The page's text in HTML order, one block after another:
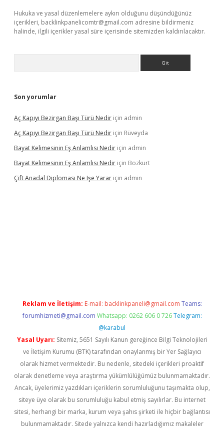
Hukuka ve yasal düzenlemelere aykırı olduğunu düşündüğünüz
içerikleri, backlinkpanelicomtr@gmail.com adresine bildirmeniz
halinde, ilgili içerikler yasal süre içerisinde sitemizden kaldırılacaktır.
Son yorumlar
Aç Kapıyı Bezirgan Başı Türü Nedir için admin
Aç Kapıyı Bezirgan Başı Türü Nedir için Rüveyda
Bayat Kelimesinin Eş Anlamlısı Nedir için admin
Bayat Kelimesinin Eş Anlamlısı Nedir için Bozkurt
Çift Anadal Diploması Ne Işe Yarar için admin
Reklam ve İletişim: E-mail: backlinkpaneli@gmail.com Teams:
forumhizmeti@gmail.com Whatsapp: 0262 606 0 726 Telegram:
@karabul
Yasal Uyarı: Sitemiz, 5651 Sayılı Kanun gereğince Bilgi Teknolojileri
ve İletişim Kurumu (BTK) tarafından onaylanmış bir Yer Sağlayıcı
olarak hizmet vermektedir. Bu nedenle, sitedeki içerikleri proaktif
olarak denetleme veya araştırma yükümlülüğümüz bulunmamaktadır.
Ancak, üyelerimiz yazdıkları içeriklerin sorumluluğunu taşımakta olup,
siteye üye olarak bu sorumluluğu kabul etmiş sayılırlar. Bu internet
sitesi, herhangi bir marka, kurum veya şahıs şirketi ile hiçbir bağlantısı
bulunmamaktadır. Sitede yalnızca kendi hazırladığımız makaleler